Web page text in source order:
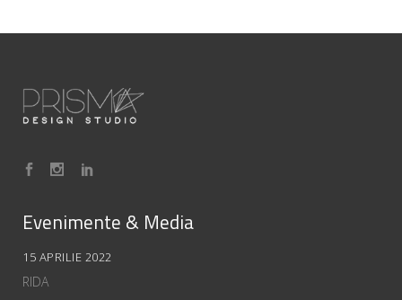
Evenimente & Media
15 APRILIE 2022
RIDA